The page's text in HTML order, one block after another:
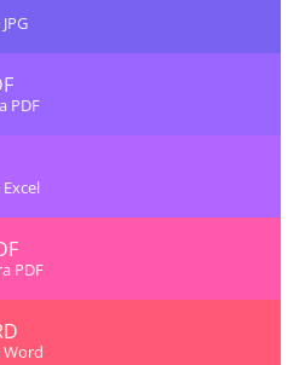
PDF
PDF
Word